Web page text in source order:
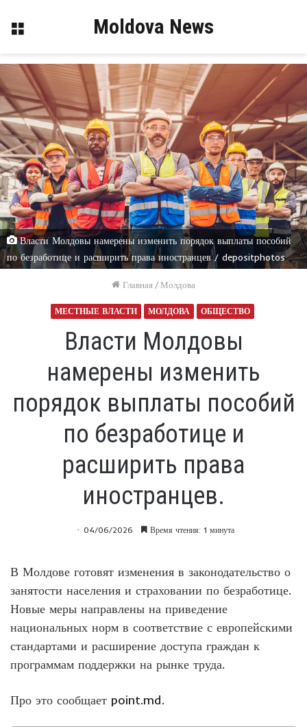
Меню Moldova News
Власти Молдовы намерены изменить порядок выплаты пособий
по безработице и расширить права иностранцев / depositphotos
Главная /Молдова
МЕСТНЫЕ ВЛАСТИ МОЛДОВА ОБЩЕСТВО
Власти Молдовы
намерены изменить
порядок выплаты пособий
по безработице и
расширить права
иностранцев.
04/06/2026 Время чтения: 1 минута
В Молдове готовят изменения в законодательство о
занятости населения и страховании по безработице.
Новые меры направлены на приведение
национальных норм в соответствие с европейскими
стандартами и расширение доступа граждан к
программам поддержки на рынке труда.
Про это сообщает point.md.